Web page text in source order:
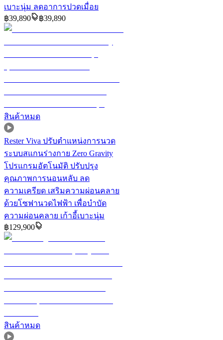
เบาะนุ่ม ลดอาการปวดเมื่อย
฿39,890 ฿39,890
สินค้าหมด
Rester Viva ปรับตำแหน่งการนวด
ระบบสแกนร่างกาย Zero Gravity
โปรแกรมอัตโนมัติ ปรับปรุง
คุณภาพการนอนหลับ ลด
ความเครียด เสริมความผ่อนคลาย
ด้วยโซฟานวดไฟฟ้า เพื่อบำบัด
ความผ่อนคลาย เก้าอี้เบาะนุ่ม
฿129,900
สินค้าหมด